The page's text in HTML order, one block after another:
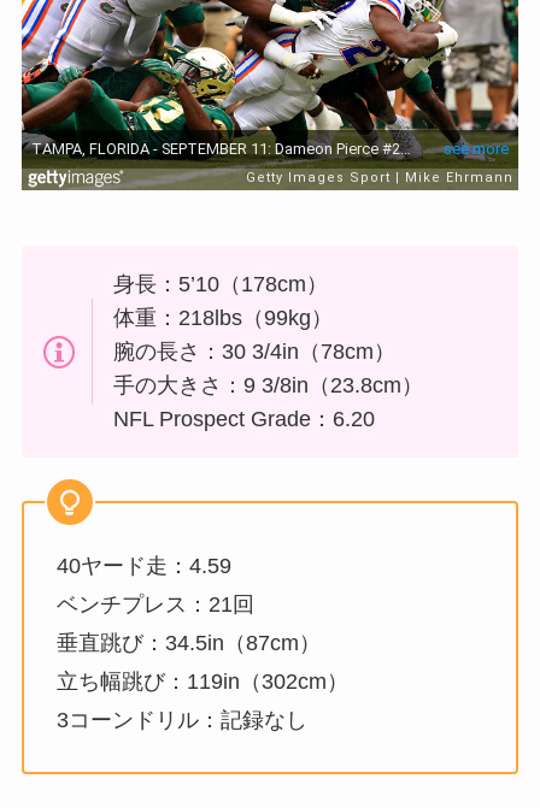
身長：5’10（178cm）
体重：218lbs（99kg）
腕の長さ：30 3/4in（78cm）
手の大きさ：9 3/8in（23.8cm）
NFL Prospect Grade：6.20
40ヤード走：4.59
ベンチプレス：21回
垂直跳び：34.5in（87cm）
立ち幅跳び：119in（302cm）
3コーンドリル：記録なし